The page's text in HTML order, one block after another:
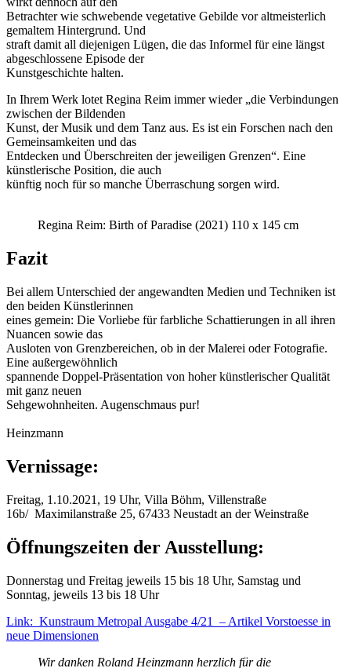
Betrachter wie schwebende vegetative Gebilde vor altmeisterlich
gemaltem Hintergrund. Und
straft damit all diejenigen Lügen, die das Informel für eine längst
abgeschlossene Episode der
Kunstgeschichte halten.
In Ihrem Werk lotet Regina Reim immer wieder „die Verbindungen
zwischen der Bildenden
Kunst, der Musik und dem Tanz aus. Es ist ein Forschen nach den
Gemeinsamkeiten und das
Entdecken und Überschreiten der jeweiligen Grenzen“. Eine
künstlerische Position, die auch
künftig noch für so manche Überraschung sorgen wird.
Regina Reim: Birth of Paradise (2021) 110 x 145 cm
Fazit
Bei allem Unterschied der angewandten Medien und Techniken ist
den beiden Künstlerinnen
eines gemein: Die Vorliebe für farbliche Schattierungen in all ihren
Nuancen sowie das
Ausloten von Grenzbereichen, ob in der Malerei oder Fotografie.
Eine außergewöhnlich
spannende Doppel-Präsentation von hoher künstlerischer Qualität
mit ganz neuen
Sehgewohnheiten. Augenschmaus pur!
Heinzmann
Vernissage:
Freitag, 1.10.2021, 19 Uhr, Villa Böhm, Villenstraße
16b/ Maximilanstraße 25, 67433 Neustadt an der Weinstraße
Öffnungszeiten der Ausstellung:
Donnerstag und Freitag jeweils 15 bis 18 Uhr, Samstag und
Sonntag, jeweils 13 bis 18 Uhr
Link: Kunstraum Metropal Ausgabe 4/21 – Artikel Vorstoesse in
neue Dimensionen
Wir danken Roland Heinzmann herzlich für die